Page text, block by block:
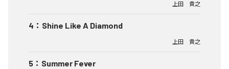
上田 貴之
4 ： Shine Like A Diamond
上田 貴之
5 ： Summer Fever